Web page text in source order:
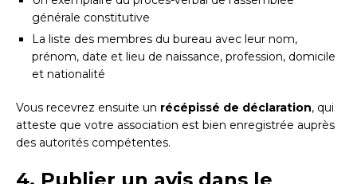
générale constitutive
La liste des membres du bureau avec leur nom,
prénom, date et lieu de naissance, profession, domicile
et nationalité
Vous recevrez ensuite un récépissé de déclaration, qui
atteste que votre association est bien enregistrée auprès
des autorités compétentes.